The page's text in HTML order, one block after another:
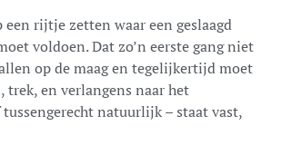
een rijtje zetten waar een geslaagd
voldoen. Dat zo’n eerste gang niet
op de maag en tegelijkertijd moet
en verlangens naar het
tussengerecht natuurlijk – staat vast,